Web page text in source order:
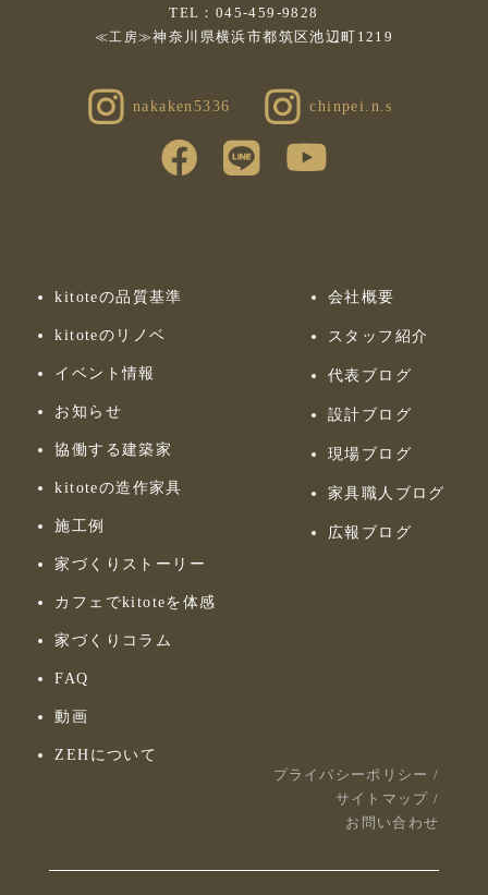
TEL：045-459-9828
≪工房≫神奈川県横浜市都筑区池辺町1219
nakaken5336 chinpei.n.s
kitoteの品質基準
kitoteのリノベ
イベント情報
お知らせ
協働する建築家
kitoteの造作家具
施工例
家づくりストーリー
カフェでkitoteを体感
家づくりコラム
FAQ
動画
ZEHについて
会社概要
スタッフ紹介
代表ブログ
設計ブログ
現場ブログ
家具職人ブログ
広報ブログ
プライバシーポリシー /
サイトマップ /
お問い合わせ